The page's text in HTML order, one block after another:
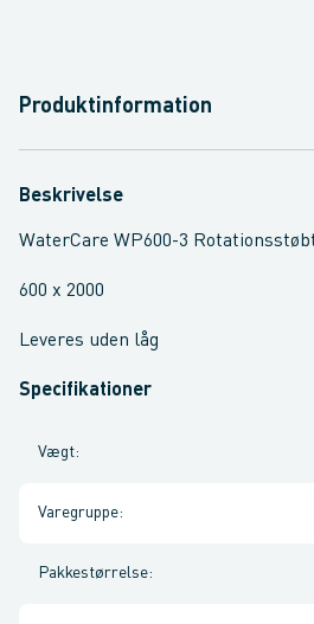
Produktinformation
Beskrivelse
WaterCare WP600-3
600 x 2000
Leveres uden låg
Specifikationer
Vægt:
Varegruppe:
Pakkestørrelse: